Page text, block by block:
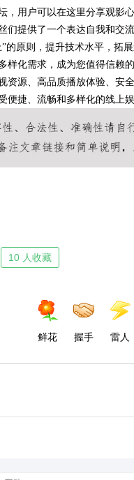
，用户可以在这里分享观
们提供了一个表达自我和交
的原则，提升技术水平，
样化需求，成为您值得信赖
资源、高品质播放体验、安
便捷、流畅和多样化的线上
10 人收藏
鲜花 握手 雷人